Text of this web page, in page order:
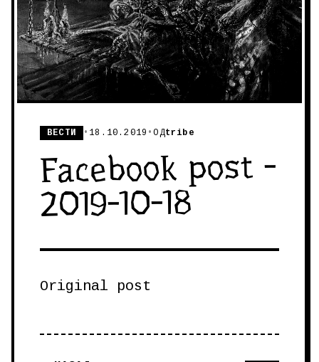
ВЕСТИ • 18.10.2019 •ОДtribe
Facebook post -
2019-10-18
Original post